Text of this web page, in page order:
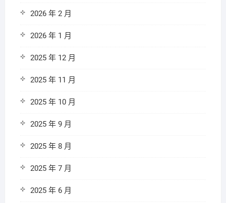
2026 年 2 月
2026 年 1 月
2025 年 12 月
2025 年 11 月
2025 年 10 月
2025 年 9 月
2025 年 8 月
2025 年 7 月
2025 年 6 月